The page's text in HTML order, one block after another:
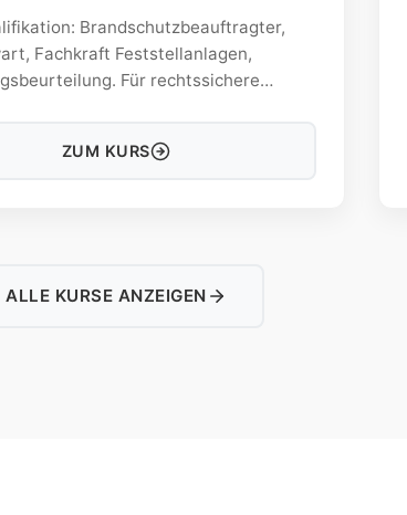
Brandschutzbeauftragter,
Fachkraft Feststellanlagen,
Für rechtssichere
ZUM KURS
ALLE KURSE ANZEIGEN